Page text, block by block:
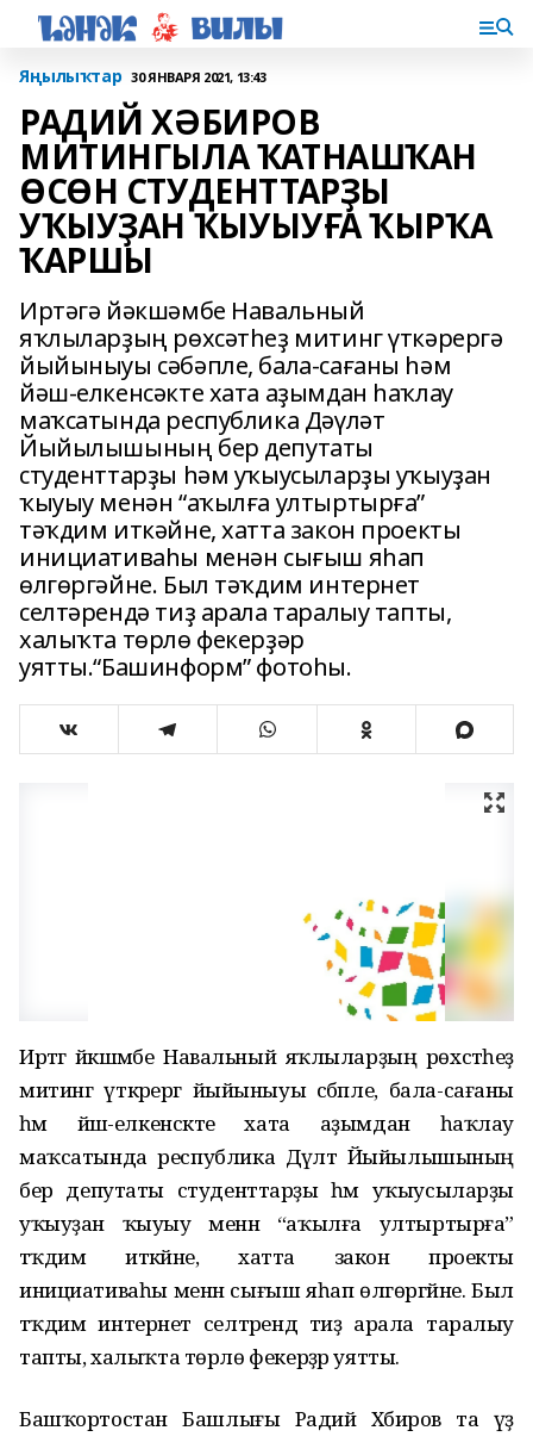
Яңылыҡтар 30 ЯНВАРЯ 2021, 13:43
РАДИЙ ХӘБИРОВ
МИТИНГЫЛА ҠАТНАШҠАН
ӨСӨН СТУДЕНТТАРҘЫ
УҠЫУҘАН ҠЫУЫУҒА ҠЫРҠА
ҠАРШЫ
Иртәгә йәкшәмбе Навальный
яҡлыларҙың рөхсәтһеҙ митинг үткәрергә
йыйыныуы сәбәпле, бала-сағаны һәм
йәш-елкенсәкте хата аҙымдан һаҡлау
маҡсатында республика Дәүләт
Йыйылышының бер депутаты
студенттарҙы һәм уҡыусыларҙы уҡыуҙан
ҡыуыу менән “аҡылға ултыртырға”
тәҡдим иткәйне, хатта закон проекты
инициативаһы менән сығыш яһап
өлгөргәйне. Был тәҡдим интернет
селтәрендә тиҙ арала таралыу тапты,
халыҡта төрлө фекерҙәр
уятты.“Башинформ” фотоһы.
Иртәгә йәкшәмбе Навальный яҡлыларҙың рөхсәтһеҙ
митинг үткәрергә йыйыныуы сәбәпле, бала-сағаны
һәм йәш-елкенсәкте хата аҙымдан һаҡлау
маҡсатында республика Дәүләт Йыйылышының
бер депутаты студенттарҙы һәм уҡыусыларҙы
уҡыуҙан ҡыуыу менән “аҡылға ултыртырға”
тәҡдим иткәйне, хатта закон проекты
инициативаһы менән сығыш яһап өлгөргәйне. Был
тәҡдим интернет селтәрендә тиҙ арала таралыу
тапты, халыҡта төрлө фекерҙәр уятты.
Башҡортостан Башлығы Радий Хәбиров та үҙ